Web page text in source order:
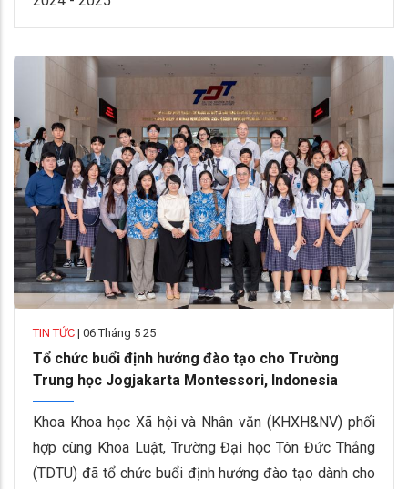
TIN TỨC | 06 Tháng 5 25
Tổ chức buổi định hướng đào tạo cho Trường
Trung học Jogjakarta Montessori, Indonesia
Khoa Khoa học Xã hội và Nhân văn (KHXH&NV) phối
hợp cùng Khoa Luật, Trường Đại học Tôn Đức Thắng
(TDTU) đã tổ chức buổi định hướng đào tạo dành cho